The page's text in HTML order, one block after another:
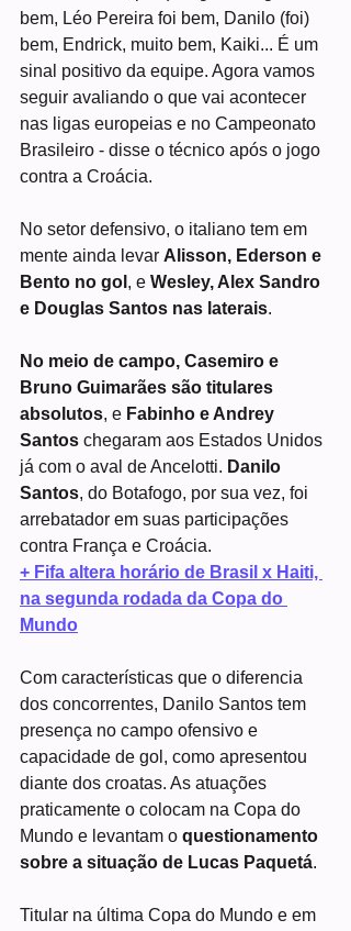
bem, Léo Pereira foi bem, Danilo (foi)
bem, Endrick, muito bem, Kaiki... É um
sinal positivo da equipe. Agora vamos
seguir avaliando o que vai acontecer
nas ligas europeias e no Campeonato
Brasileiro - disse o técnico após o jogo
contra a Croácia.
No setor defensivo, o italiano tem em
mente ainda levar Alisson, Ederson e
Bento no gol , e Wesley, Alex Sandro
e Douglas Santos nas laterais.
No meio de campo, Casemiro e
Bruno Guimarães são titulares
absolutos, e Fabinho e Andrey
Santos chegaram aos Estados Unidos
já com o aval de Ancelotti. Danilo
Santos, do Botafogo, por sua vez, foi
arrebatador em suas participações
contra França e Croácia.
+ Fifa altera horário de Brasil x Haiti,
na segunda rodada da Copa do
Mundo
Com características que o diferencia
dos concorrentes, Danilo Santos tem
presença no campo ofensivo e
capacidade de gol, como apresentou
diante dos croatas. As atuações
praticamente o colocam na Copa do
Mundo e levantam o questionamento
sobre a situação de Lucas Paquetá.
Titular na última Copa do Mundo e em